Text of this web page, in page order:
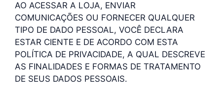
AO ACESSAR A LOJA, ENVIAR
COMUNICAÇÕES OU FORNECER QUALQUER
TIPO DE DADO PESSOAL, VOCÊ DECLARA
ESTAR CIENTE E DE ACORDO COM ESTA
POLÍTICA DE PRIVACIDADE, A QUAL DESCREVE
AS FINALIDADES E FORMAS DE TRATAMENTO
DE SEUS DADOS PESSOAIS.